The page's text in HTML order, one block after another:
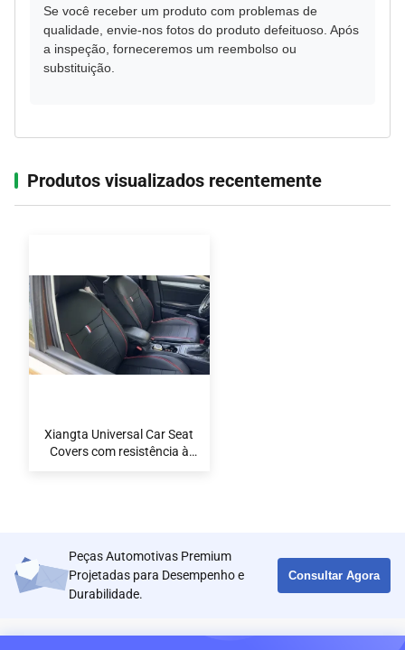
Se você receber um produto com problemas de
qualidade, envie-nos fotos do produto defeituoso. Após
a inspeção, forneceremos um reembolso ou
substituição.
Produtos visualizados recentemente‌
Xiangta Universal Car Seat
Covers com resistência à
Peças Automotivas Premium
Projetadas para Desempenho e
Durabilidade.
Consultar Agora